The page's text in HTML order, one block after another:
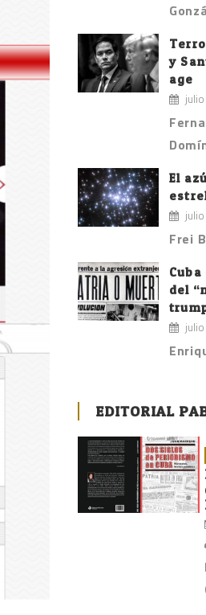
y
age
El
Frei
del
EDITORIAL